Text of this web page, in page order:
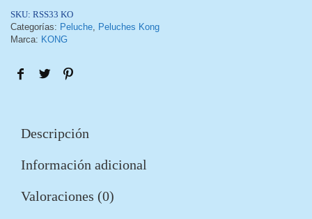
SKU: RSS33 KO
Categorías: Peluche, Peluches Kong
Marca: KONG
Descripción
Información adicional
Valoraciones (0)